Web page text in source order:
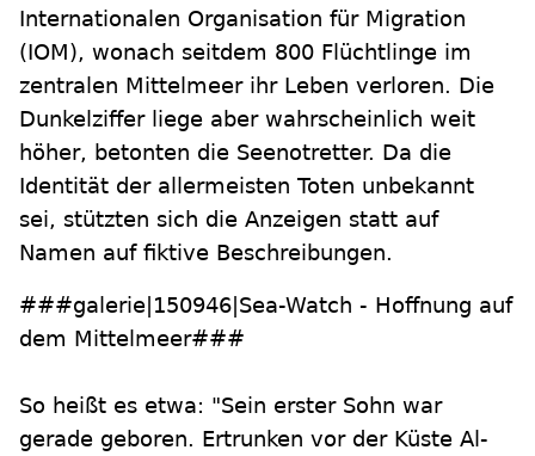
Internationalen Organisation für Migration
(IOM), wonach seitdem 800 Flüchtlinge im
zentralen Mittelmeer ihr Leben verloren. Die
Dunkelziffer liege aber wahrscheinlich weit
höher, betonten die Seenotretter. Da die
Identität der allermeisten Toten unbekannt
sei, stützten sich die Anzeigen statt auf
Namen auf fiktive Beschreibungen.
###galerie|150946|Sea-Watch - Hoffnung auf
dem Mittelmeer###
So heißt es etwa: "Sein erster Sohn war
gerade geboren. Ertrunken vor der Küste Al-